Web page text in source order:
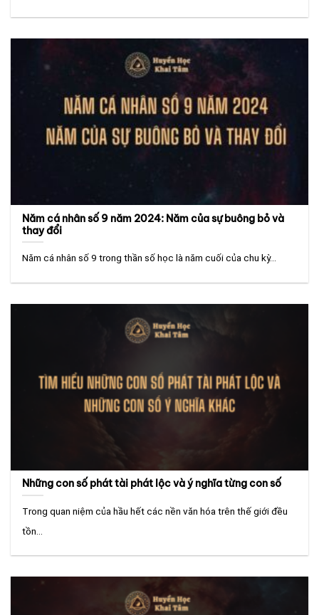
Năm cá nhân số 9 năm 2024: Năm của sự buông bỏ và
thay đổi
Năm cá nhân số 9 trong thần số học là năm cuối của chu kỳ...
Những con số phát tài phát lộc và ý nghĩa từng con số
Trong quan niệm của hầu hết các nền văn hóa trên thế giới đều
tồn...